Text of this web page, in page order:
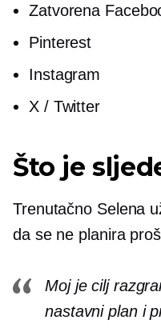
Zatvorena
Pinterest
Instagram
X / Twitter
Što je
Trenutačno Selena
da se ne planira
Moj je cilj
nastavni plan i